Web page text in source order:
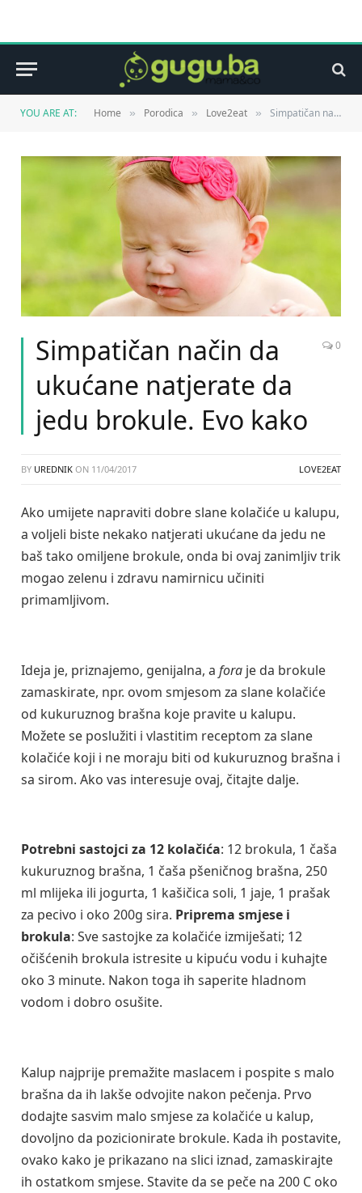
YOU ARE AT: Home » Porodica » Love2eat » Simpatičan način da ukućane natjerate da jedu brokule. Evo kako
Simpatičan način da
ukućane natjerate da
jedu brokule. Evo kako
0
BY UREDNIK ON 11/04/2017 LOVE2EAT
Ako umijete napraviti dobre slane kolačiće u kalupu,
a voljeli biste nekako natjerati ukućane da jedu ne
baš tako omiljene brokule, onda bi ovaj zanimljiv trik
mogao zelenu i zdravu namirnicu učiniti
primamljivom.
Ideja je, priznajemo, genijalna, a fora je da brokule
zamaskirate, npr. ovom smjesom za slane kolačiće
od kukuruznog brašna koje pravite u kalupu.
Možete se poslužiti i vlastitim receptom za slane
kolačiće koji i ne moraju biti od kukuruznog brašna i
sa sirom. Ako vas interesuje ovaj, čitajte dalje.
Potrebni sastojci za 12 kolačića: 12 brokula, 1 čaša
kukuruznog brašna, 1 čaša pšeničnog brašna, 250
ml mlijeka ili jogurta, 1 kašičica soli, 1 jaje, 1 prašak
za pecivo i oko 200g sira. Priprema smjese i
brokula: Sve sastojke za kolačiće izmiješati; 12
očišćenih brokula istresite u kipuću vodu i kuhajte
oko 3 minute. Nakon toga ih saperite hladnom
vodom i dobro osušite.
Kalup najprije premažite maslacem i pospite s malo
brašna da ih lakše odvojite nakon pečenja. Prvo
dodajte sasvim malo smjese za kolačiće u kalup,
dovoljno da pozicionirate brokule. Kada ih postavite,
ovako kako je prikazano na slici iznad, zamaskirajte
ih ostatkom smjese. Stavite da se peče na 200 C oko